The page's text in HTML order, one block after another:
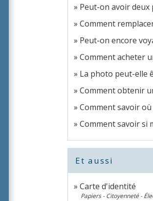
Peut-on avoir deux
Comment
Peut-on encore
Comment acheter
La photo peut-elle
Comment obtenir
Comment savoir
Comment savoir si
Et aussi
Carte d'identité
Papiers - Citoyenneté -